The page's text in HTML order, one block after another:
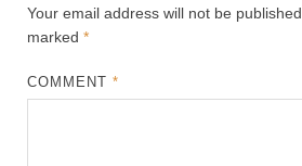
Your email address will not be published.
marked *
COMMENT*